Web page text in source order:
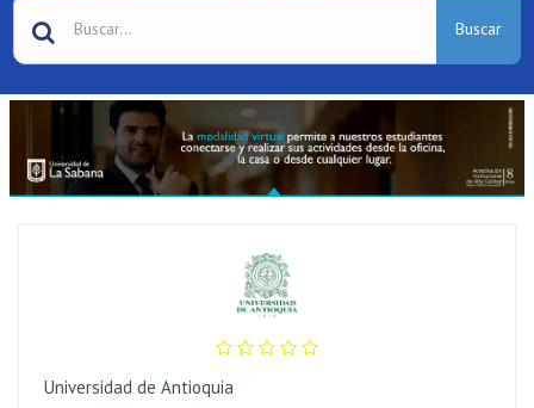
Buscar
Universidad de Antioquia